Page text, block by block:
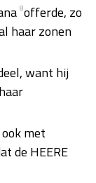
8offerde, zo
haar zonen
want hij
met
de HEERE